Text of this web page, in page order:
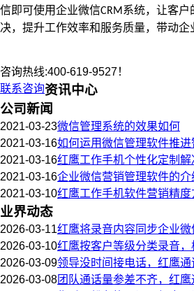
信即可使用企业微信CRM系统，让客户
决，提升工作效率和服务质量，带动企
咨询热线:400-619-9527！
联系咨询资讯中心
公司新闻
2021-03-23微信管理系统的效果如何
2021-03-16如何运用微信管理软件推进
2021-03-16红鹰工作手机个性化定制解
2021-03-16企业微信营销管理软件的介
2021-03-10红鹰工作手机软件营销精
业界动态
2026-03-11红鹰将录音内容同步企业
2026-03-10红鹰按客户等级分类录音
2026-03-09领导没时间接电话，红鹰
2026-03-08团队通话量参差不齐，红